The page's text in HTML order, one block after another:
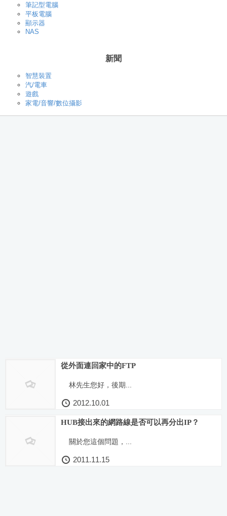
筆記型電腦
平板電腦
顯示器
NAS
新聞
智慧裝置
汽/電車
遊戲
家電/音響/數位攝影
從外面連回家中的FTP
林先生您好，後期...
2012.10.01
HUB接出來的網路線是否可以再分出IP？
關於您這個問題，...
2011.11.15